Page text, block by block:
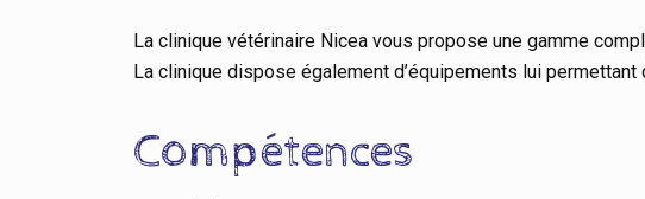
La clinique vétérinaire Nicea vous propose une gamme
La clinique dispose également d’équipements lui
Compétences